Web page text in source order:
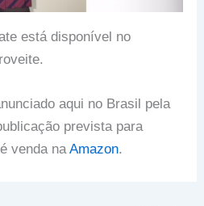
está disponível no
aqui no Brasil pela
prevista para
venda naAmazon.